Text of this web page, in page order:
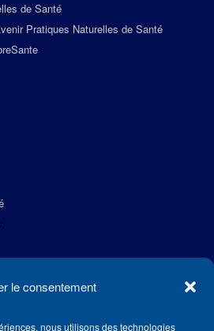
le consentement
nous utilisons des technologies
de Santé
Pratiques Naturelles de Santé